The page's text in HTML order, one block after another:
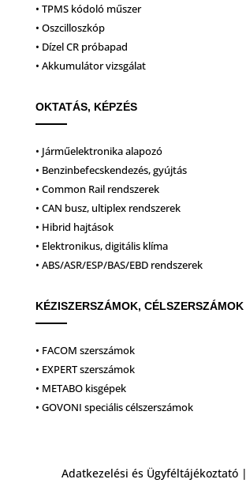
• TPMS kódoló műszer
• Oszcilloszkóp
• Dízel CR próbapad
• Akkumulátor vizsgálat
OKTATÁS, KÉPZÉS
• Járműelektronika alapozó
• Benzinbefecskendezés, gyújtás
• Common Rail rendszerek
• CAN busz, ultiplex rendszerek
• Hibrid hajtások
• Elektronikus, digitális klíma
• ABS/ASR/ESP/BAS/EBD rendszerek
KÉZISZERSZÁMOK, CÉLSZERSZÁMOK
• FACOM szerszámok
• EXPERT szerszámok
• METABO kisgépek
• GOVONI speciális célszerszámok
Adatkezelési és Ügyféltájékoztató |